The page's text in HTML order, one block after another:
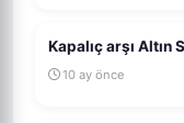
Kapalıç
10 ay önce